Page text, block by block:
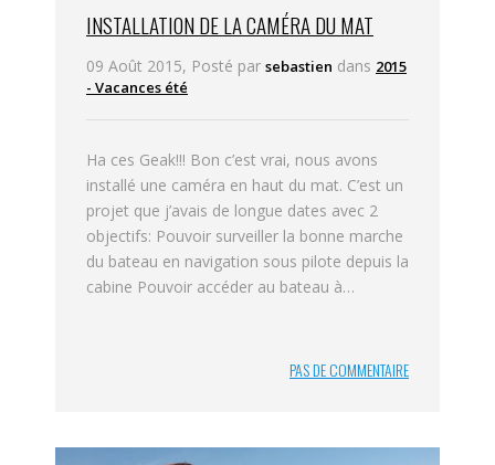
INSTALLATION DE LA CAMÉRA DU MAT
09 Août 2015, Posté par sebastien dans 2015
- Vacances été
Ha ces Geak!!! Bon c’est vrai, nous avons
installé une caméra en haut du mat. C’est un
projet que j’avais de longue dates avec 2
objectifs: Pouvoir surveiller la bonne marche
du bateau en navigation sous pilote depuis la
cabine Pouvoir accéder au bateau à…
PAS DE COMMENTAIRE